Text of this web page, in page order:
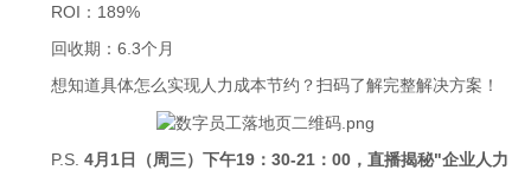
ROI：189%
回收期：6.3个月
想知道具体怎么实现人力成本节约？扫码了解完整解决方案！
P.S. 4月1日（周三）下午19：30-21：00，直播揭秘"企业人力